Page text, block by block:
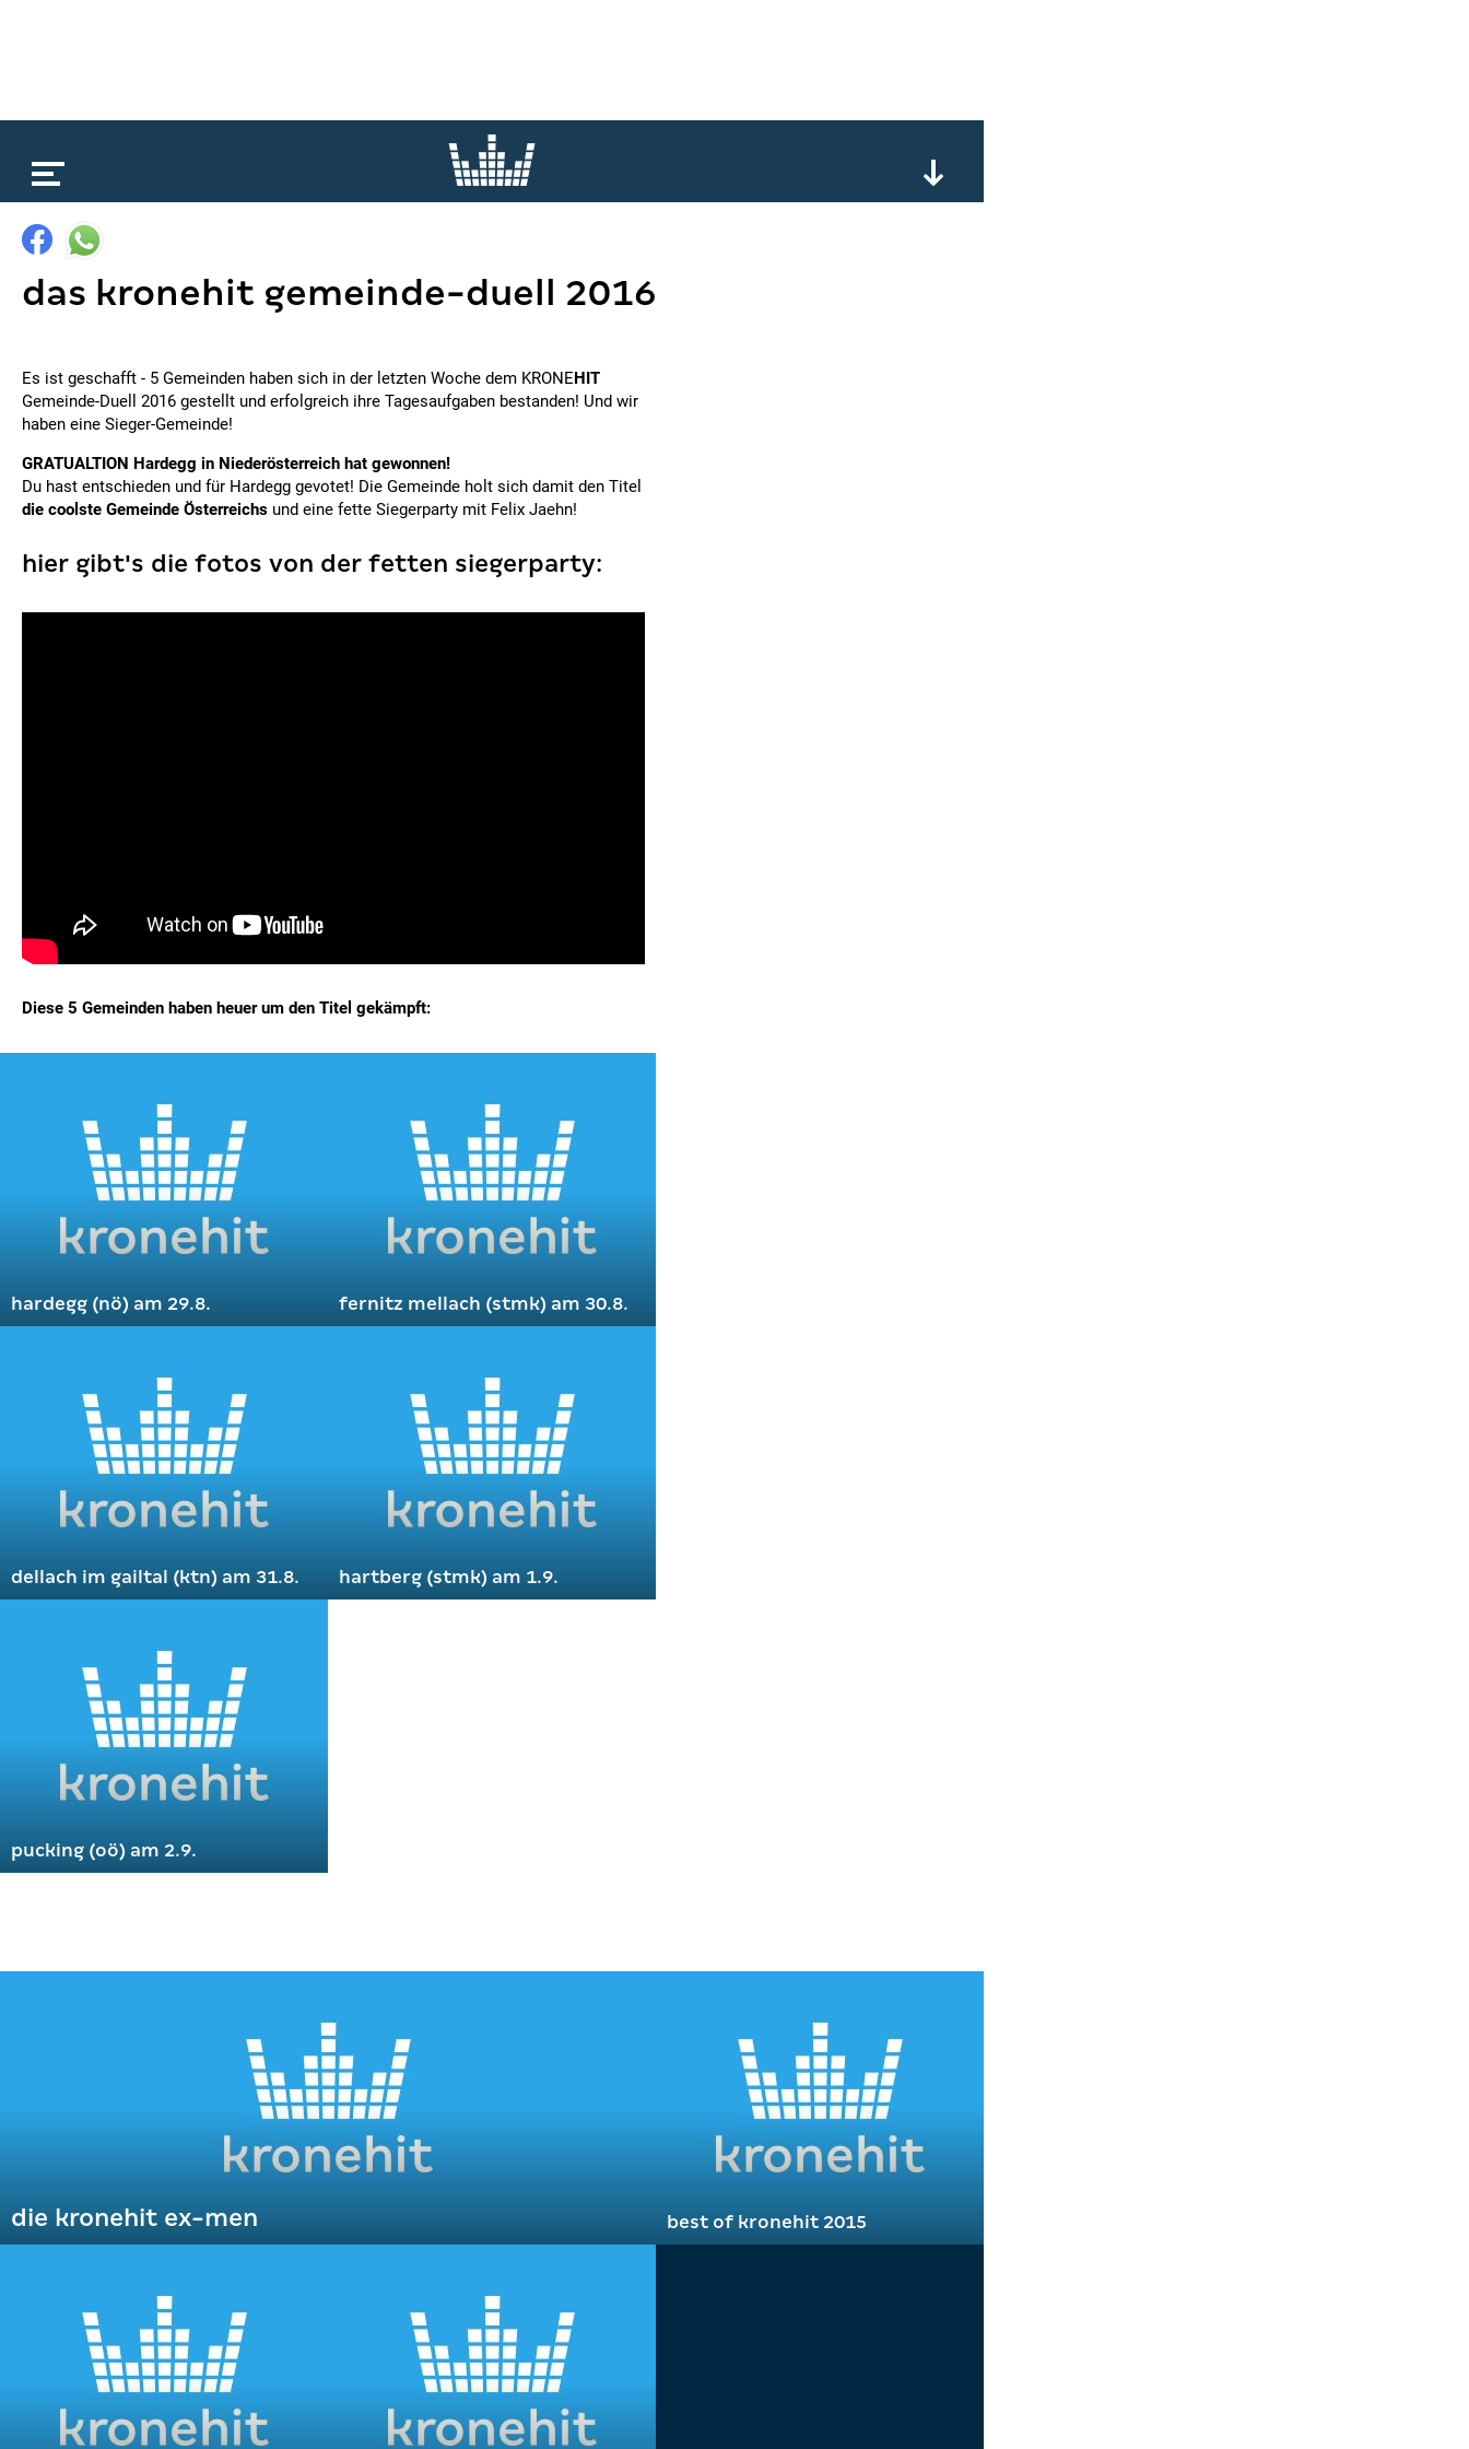
das kronehit gemeinde-duell 2016
Es ist geschafft - 5 Gemeinden haben sich in der letzten Woche dem KRONEHIT
Gemeinde-Duell 2016 gestellt und erfolgreich ihre Tagesaufgaben bestanden! Und wir
haben eine Sieger-Gemeinde!
GRATUALTION Hardegg in Niederösterreich hat gewonnen!
Du hast entschieden und für Hardegg gevotet! Die Gemeinde holt sich damit den Titel
die coolste Gemeinde Österreichs und eine fette Siegerparty mit Felix Jaehn!
hier gibt's die fotos von der fetten siegerparty:
Diese 5 Gemeinden haben heuer um den Titel gekämpft:
hardegg (nö) am 29.8. fernitz mellach (stmk) am 30.8.
dellach im gailtal (ktn) am 31.8. hartberg (stmk) am 1.9.
pucking (oö) am 2.9.
die kronehit ex-men best of kronehit 2015